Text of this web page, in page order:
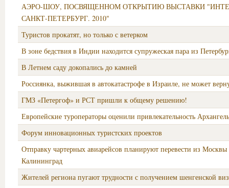
АЭРО-ШОУ, ПОСВЯЩЕННОМ ОТКРЫТИЮ ВЫСТАВКИ
САНКТ-ПЕТЕРБУРГ. 2010"
Туристов прокатят, но только с ветерком
В зоне бедствия в Индии находится супружеская пара из
В Летнем саду докопались до камней
Россиянка, выжившая в автокатастрофе в Израиле, не может
ГМЗ «Петергоф» и РСТ пришли к общему решению!
Европейские туроператоры оценили привлекательность
Форум инновационных туристских проектов
Отправку чартерных авиарейсов планируют перевести из Москвы
Калининград
Жителей региона пугают трудности с получением шенгенской